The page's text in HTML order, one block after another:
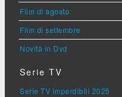
Film di agosto
Film di settembre
Novità in Dvd
Serie TV
Serie TV imperdibili 2025